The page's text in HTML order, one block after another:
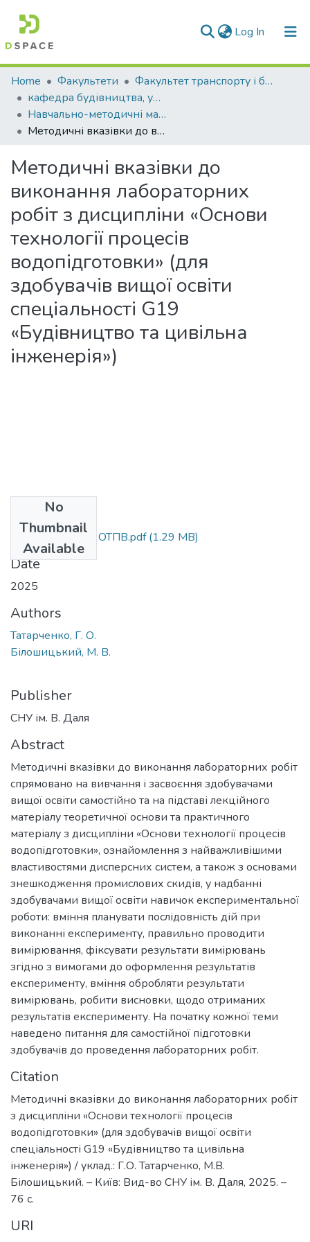
Log In (current)
Communities & Collections
All of DSpace
Statistics
Home Факультети
Факультет транспорту і будівництва
кафедра будівництва, урбаністики та просторового планування
Навчально-методичні матеріали (КБУтаПП)
Методичні вказівки до виконання лабораторних робіт з дисципліни «Основи технології процесів водопідготовки» (для здобувачів вищої освіти спеціальності G19 «Будівництво та цивільна інженерія»)
Методичні вказівки до
виконання лабораторних
робіт з дисципліни «Основи
технології процесів
водопідготовки» (для
здобувачів вищої освіти
спеціальності G19
«Будівництво та цивільна
інженерія»)
No
Thumbnail
Available
МВ_до_лаб. роб. ОТПВ.pdf(1.29 MB)
Date
2025
Authors
Татарченко, Г. О.
Білошицький, М. В.
Publisher
СНУ ім. В. Даля
Abstract
Методичні вказівки до виконання лабораторних робіт
спрямовано на вивчання і засвоєння здобувачами
вищої освіти самостійно та на підставі лекційного
матеріалу теоретичної основи та практичного
матеріалу з дисципліни «Основи технології процесів
водопідготовки», ознайомлення з найважливішими
властивостями дисперсних систем, а також з основами
знешкодження промислових скидів, у надбанні
здобувачами вищої освіти навичок експериментальної
роботи: вміння планувати послідовність дій при
виконанні експерименту, правильно проводити
вимірювання, фіксувати результати вимірювань
згідно з вимогами до оформлення результатів
експерименту, вміння обробляти результати
вимірювань, робити висновки, щодо отриманих
результатів експерименту. На початку кожної теми
наведено питання для самостійної підготовки
здобувачів до проведення лабораторних робіт.
Citation
Методичні вказівки до виконання лабораторних робіт
з дисципліни «Основи технології процесів
водопідготовки» (для здобувачів вищої освіти
спеціальності G19 «Будівництво та цивільна
інженерія») / уклад.: Г.О. Татарченко, М.В.
Білошицький. – Київ: Вид-во СНУ ім. В. Даля, 2025. –
76 с.
URI